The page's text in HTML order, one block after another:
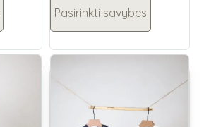
Pasirinkti savybes